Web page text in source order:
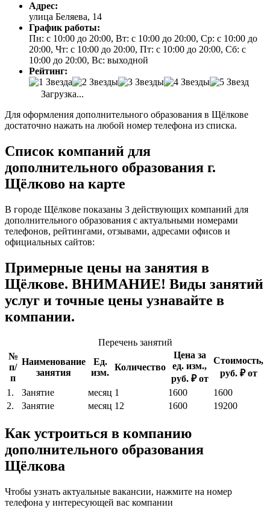
Адрес:
улица Беляева, 14
График работы:
Пн: с 10:00 до 20:00, Вт: с 10:00 до 20:00, Ср: с 10:00 до
20:00, Чт: с 10:00 до 20:00, Пт: с 10:00 до 20:00, Сб: с
10:00 до 20:00, Вс: выходной
Рейтинг:
Загрузка...
Для оформления дополнительного образования в Щёлкове
достаточно нажать на любой номер телефона из списка.
Список компаний для
дополнительного образования г.
Щёлково на карте
В городе Щёлкове показаны 3 действующих компаний для
дополнительного образования с актуальными номерами
телефонов, рейтингами, отзывами, адресами офисов и
официальных сайтов:
Примерные цены на занятия в
Щёлкове. ВНИМАНИЕ! Виды занятий
услуг и точные цены узнавайте в
компании.
Перечень занятий
№
п/
п
Наименование
занятия
Ед.
изм.
Количество
Цена за
ед. изм.,
руб. ₽ от
Стоимость,
руб. ₽ от
1.
Занятие месяц 1 1600
1600
2.
Занятие месяц 12 1600 19200
Как устроиться в компанию
дополнительного образования
Щёлкова
Чтобы узнать актуальные вакансии, нажмите на номер
телефона у интересующей вас компании